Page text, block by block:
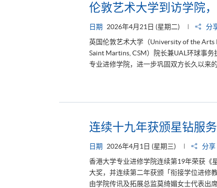
伦敦艺术大学到访学院
日期 2026年4月21日 (星期二)
分
英国伦敦艺术大学（University of the
Saint Martins, CSM）院长兼UAL环球事
专业进修学院，进一步巩固双方长久以来
连续十九年获颁星钻服
日期 2026年4月1日 (星期三)
分享
香港大学专业进修学院连续第19年荣获《
大奖，并连续第二年获颁「衔接学位进修
由学院传讯及拓展总监莫绮媚女士代表出